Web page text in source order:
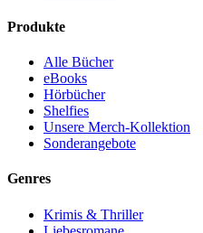
Produkte
Alle Bücher
eBooks
Hörbücher
Shelfies
Unsere Merch-Kollektion
Sonderangebote
Genres
Krimis & Thriller